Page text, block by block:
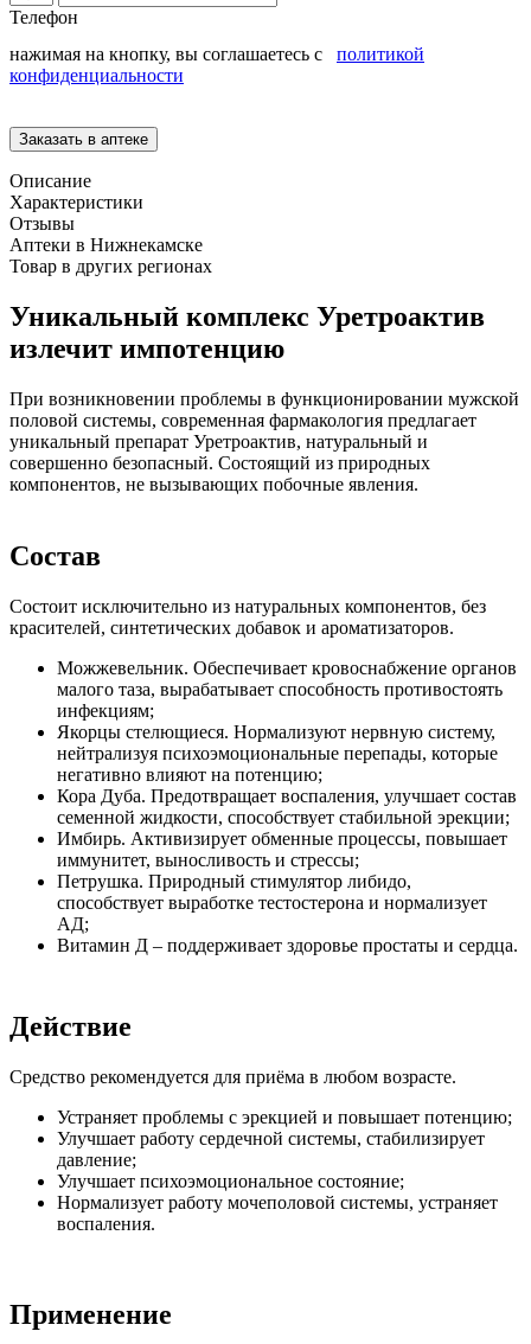
Телефон
нажимая на кнопку, вы соглашаетесь с политикой
конфиденциальности
Описание
Характеристики
Отзывы
Аптеки в Нижнекамске
Товар в других регионах
Уникальный комплекс Уретроактив
излечит импотенцию
При возникновении проблемы в функционировании мужской
половой системы, современная фармакология предлагает
уникальный препарат Уретроактив, натуральный и
совершенно безопасный. Состоящий из природных
компонентов, не вызывающих побочные явления.
Состав
Состоит исключительно из натуральных компонентов, без
красителей, синтетических добавок и ароматизаторов.
Можжевельник. Обеспечивает кровоснабжение органов
малого таза, вырабатывает способность противостоять
инфекциям;
Якорцы стелющиеся. Нормализуют нервную систему,
нейтрализуя психоэмоциональные перепады, которые
негативно влияют на потенцию;
Кора Дуба. Предотвращает воспаления, улучшает состав
семенной жидкости, способствует стабильной эрекции;
Имбирь. Активизирует обменные процессы, повышает
иммунитет, выносливость и стрессы;
Петрушка. Природный стимулятор либидо,
способствует выработке тестостерона и нормализует
АД;
Витамин Д – поддерживает здоровье простаты и сердца.
Действие
Средство рекомендуется для приёма в любом возрасте.
Устраняет проблемы с эрекцией и повышает потенцию;
Улучшает работу сердечной системы, стабилизирует
давление;
Улучшает психоэмоциональное состояние;
Нормализует работу мочеполовой системы, устраняет
воспаления.
Применение